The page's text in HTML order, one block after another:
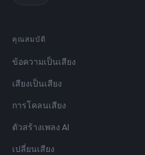
คุณสมบัติ
ข้อความเป็นเสียง
เสียงเป็นเสียง
การโคลนเสียง
ตัวสร้างเพลง AI
เปลี่ยนเสียง